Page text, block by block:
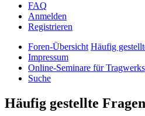
FAQ
Anmelden
Registrieren
Foren-Übersicht Häufig
Impressum
Online-Seminare für
Suche
Häufig gestellte Fragen